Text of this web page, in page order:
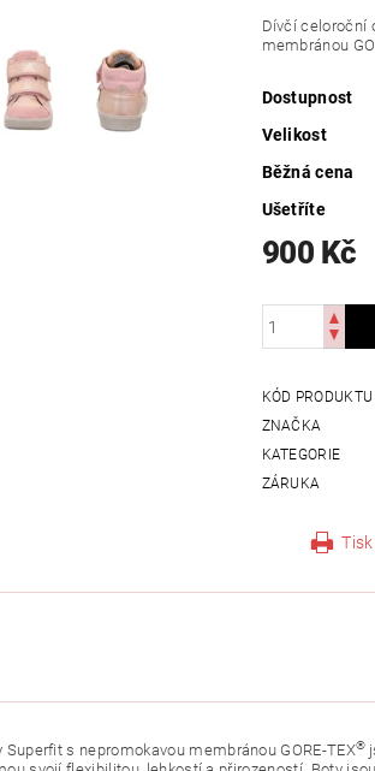
Dívčí celoroční
membránou
Dostupnost
Velikost
Běžná cena
Ušetříte
900 Kč
KÓD PRODUKTU
ZNAČKA
KATEGORIE
ZÁRUKA
Tisk
Superfit s nepromokavou membránou GORE-TEX®